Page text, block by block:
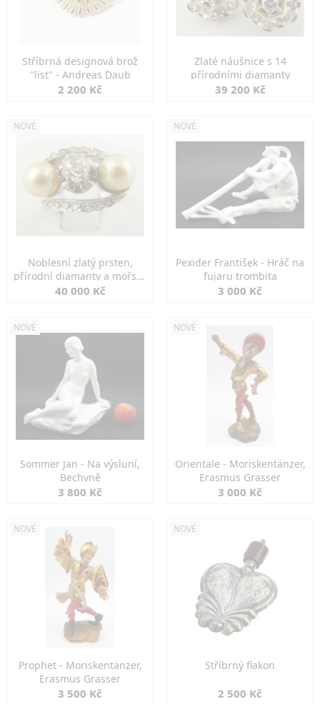
Stříbrná designová brož
"list" - Andreas Daub
2 200 Kč
Zlaté náušnice s 14
přírodními diamanty
39 200 Kč
NOVÉ
Noblesní zlatý prsten,
přírodní diamanty a mořské
perly
40 000 Kč
NOVÉ
Pexider František - Hráč na
fujaru trombita
3 000 Kč
NOVÉ
Sommer Jan - Na výsluní,
Bechyně
3 800 Kč
NOVÉ
Orientale - Moriskentänzer,
Erasmus Grasser
3 000 Kč
NOVÉ
Prophet - Moriskentänzer,
Erasmus Grasser
3 500 Kč
NOVÉ
Stříbrný flakon
2 500 Kč